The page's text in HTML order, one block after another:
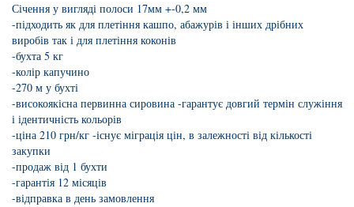
Січення у вигляді полоси 17мм +-0,2 мм
-підходить як для плетіння кашпо, абажурів і інших дрібних
виробів так і для плетіння коконів
-бухта 5 кг
-колір капучино
-270 м у бухті
-високоякісна первинна сировина -гарантує довгий термін служіння
і ідентичність кольорів
-ціна 210 грн/кг -існує міграція цін, в залежності від кількості
закупки
-продаж від 1 бухти
-гарантія 12 місяців
-відправка в день замовлення